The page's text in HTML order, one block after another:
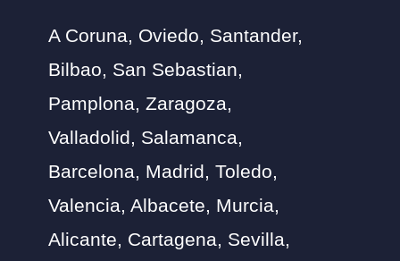
A Coruna, Oviedo, Santander,
Bilbao, San Sebastian,
Pamplona, Zaragoza,
Valladolid, Salamanca,
Barcelona, Madrid, Toledo,
Valencia, Albacete, Murcia,
Alicante, Cartagena, Sevilla,